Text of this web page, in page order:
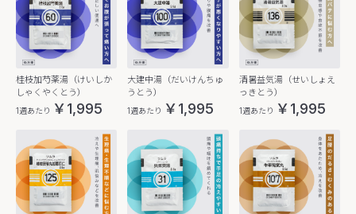
桂枝加芍薬湯（けいしか
しゃくやくとう）
1週あたり ￥1,995
大建中湯（だいけんちゅ
うとう）
1週あたり ￥1,995
清暑益気湯（せいしょえ
っきとう）
1週あたり ￥1,995